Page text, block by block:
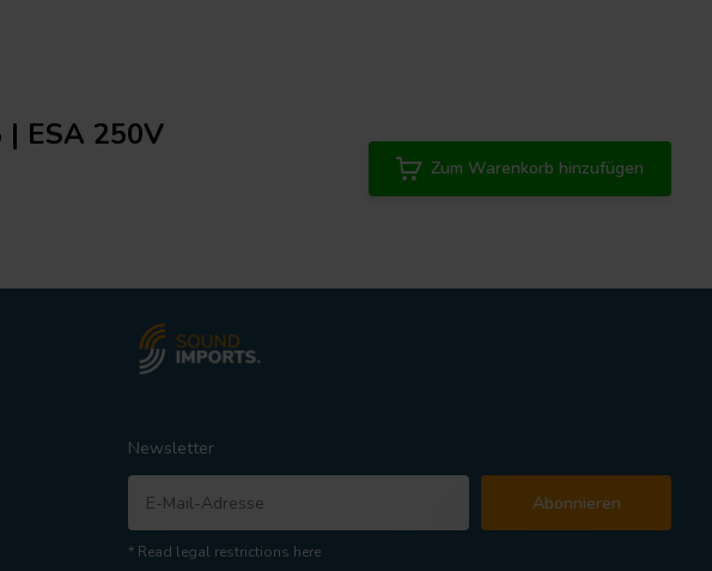
| ESA 250V
Zum Warenkorb hinzufügen
Newsletter
Abonnieren
* Read legal restrictions here